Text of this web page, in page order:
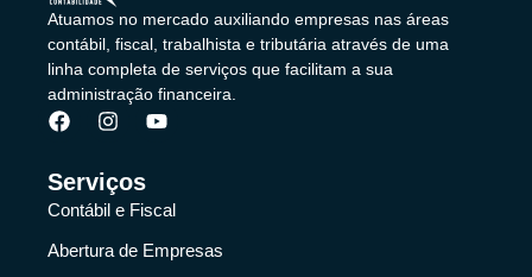
Atuamos no mercado auxiliando empresas nas áreas
contábil, fiscal, trabalhista e tributária através de uma
linha completa de serviços que facilitam a sua
administração financeira.
Serviços
Contábil e Fiscal
Abertura de Empresas